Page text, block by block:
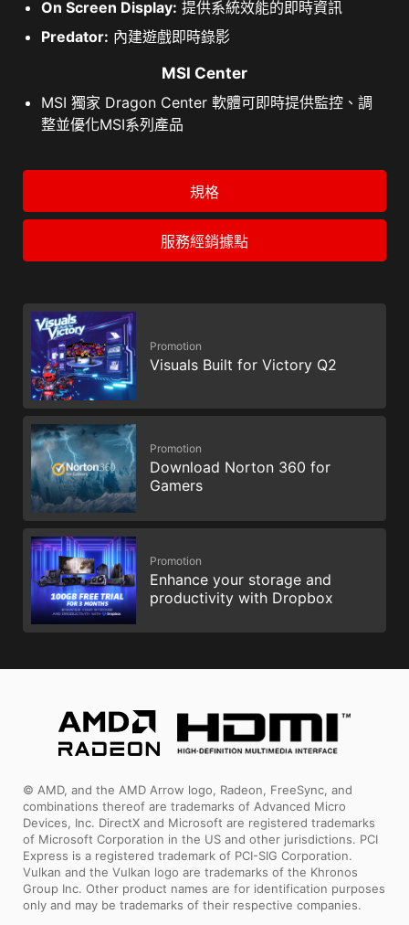
On Screen Display: 提供系統效能的即時資訊
Predator: 內建遊戲即時錄影
MSI Center
MSI 獨家 Dragon Center 軟體可即時提供監控、調
整並優化MSI系列產品
規格
服務經銷據點
Promotion
Visuals Built for Victory Q2
Promotion
Download Norton 360 for
Gamers
Promotion
Enhance your storage and
productivity with Dropbox
© AMD, and the AMD Arrow logo, Radeon, FreeSync, and
combinations thereof are trademarks of Advanced Micro
Devices, Inc. DirectX and Microsoft are registered trademarks
of Microsoft Corporation in the US and other jurisdictions. PCI
Express is a registered trademark of PCI-SIG Corporation.
Vulkan and the Vulkan logo are trademarks of the Khronos
Group Inc. Other product names are for identification purposes
only and may be trademarks of their respective companies.